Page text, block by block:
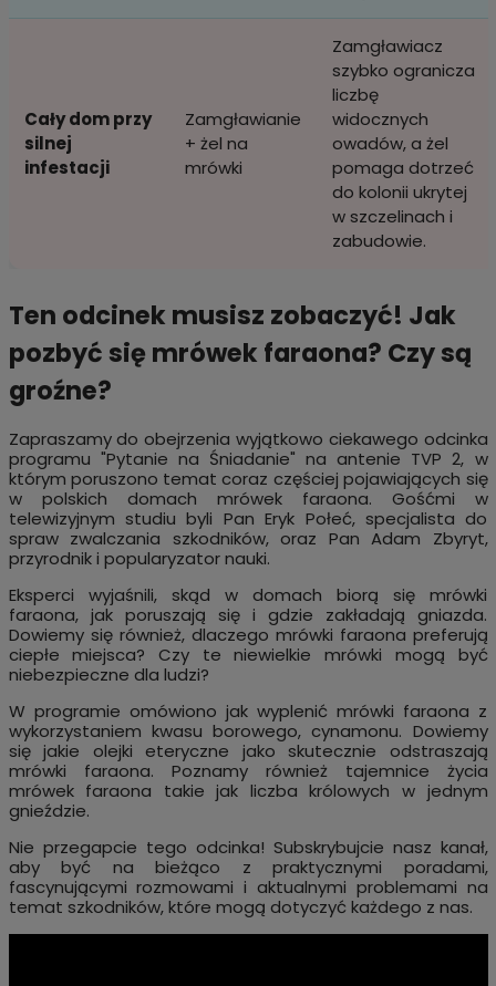
Cały dom przy
silnej
infestacji
Zamgławianie
+ żel na
mrówki
Zamgławiacz
szybko ogranicza
liczbę
widocznych
owadów, a żel
pomaga dotrzeć
do kolonii ukrytej
w szczelinach i
zabudowie.
Ten odcinek musisz zobaczyć! Jak
pozbyć się mrówek faraona? Czy są
groźne?
Zapraszamy do obejrzenia wyjątkowo ciekawego odcinka
programu "Pytanie na Śniadanie" na antenie TVP 2, w
którym poruszono temat coraz częściej pojawiających się
w polskich domach mrówek faraona. Gośćmi w
telewizyjnym studiu byli Pan Eryk Połeć, specjalista do
spraw zwalczania szkodników, oraz Pan Adam Zbyryt,
przyrodnik i popularyzator nauki.
Eksperci wyjaśnili, skąd w domach biorą się mrówki
faraona, jak poruszają się i gdzie zakładają gniazda.
Dowiemy się również, dlaczego mrówki faraona preferują
ciepłe miejsca? Czy te niewielkie mrówki mogą być
niebezpieczne dla ludzi?
W programie omówiono jak wyplenić mrówki faraona z
wykorzystaniem kwasu borowego, cynamonu. Dowiemy
się jakie olejki eteryczne jako skutecznie odstraszają
mrówki faraona. Poznamy również tajemnice życia
mrówek faraona takie jak liczba królowych w jednym
gnieździe.
Nie przegapcie tego odcinka! Subskrybujcie nasz kanał,
aby być na bieżąco z praktycznymi poradami,
fascynującymi rozmowami i aktualnymi problemami na
temat szkodników, które mogą dotyczyć każdego z nas.